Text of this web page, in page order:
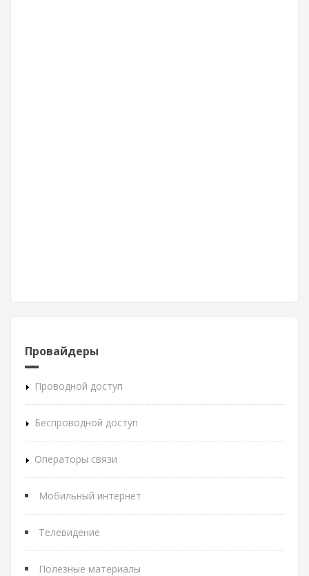
Провайдеры
Проводной доступ
Беспроводной доступ
Операторы связи
Мобильный интернет
Телевидение
Полезные материалы